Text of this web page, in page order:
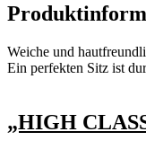
Weiche und
Ein perfekten Sitz ist
„HIGH